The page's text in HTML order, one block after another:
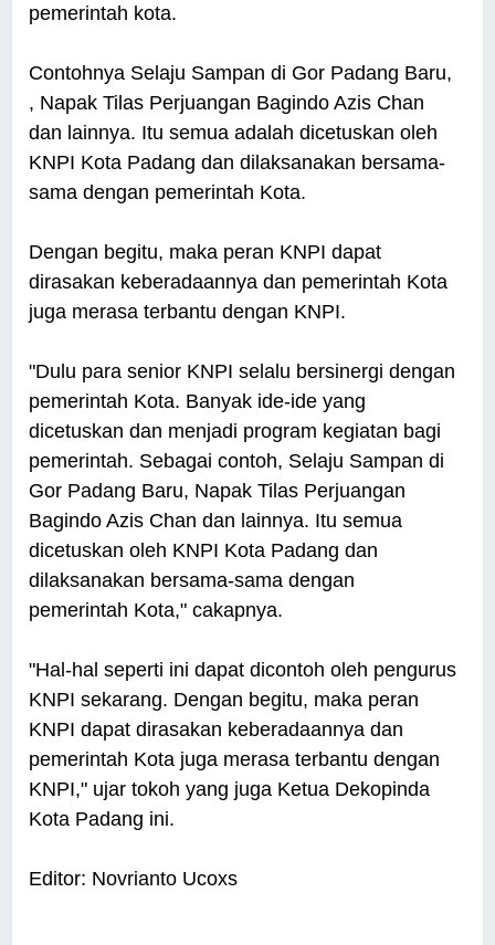
pemerintah kota.
Contohnya Selaju Sampan di Gor Padang Baru,
, Napak Tilas Perjuangan Bagindo Azis Chan
dan lainnya. Itu semua adalah dicetuskan oleh
KNPI Kota Padang dan dilaksanakan bersama-
sama dengan pemerintah Kota.
Dengan begitu, maka peran KNPI dapat
dirasakan keberadaannya dan pemerintah Kota
juga merasa terbantu dengan KNPI.
"Dulu para senior KNPI selalu bersinergi dengan
pemerintah Kota. Banyak ide-ide yang
dicetuskan dan menjadi program kegiatan bagi
pemerintah. Sebagai contoh, Selaju Sampan di
Gor Padang Baru, Napak Tilas Perjuangan
Bagindo Azis Chan dan lainnya. Itu semua
dicetuskan oleh KNPI Kota Padang dan
dilaksanakan bersama-sama dengan
pemerintah Kota," cakapnya.
"Hal-hal seperti ini dapat dicontoh oleh pengurus
KNPI sekarang. Dengan begitu, maka peran
KNPI dapat dirasakan keberadaannya dan
pemerintah Kota juga merasa terbantu dengan
KNPI," ujar tokoh yang juga Ketua Dekopinda
Kota Padang ini.
Editor: Novrianto Ucoxs